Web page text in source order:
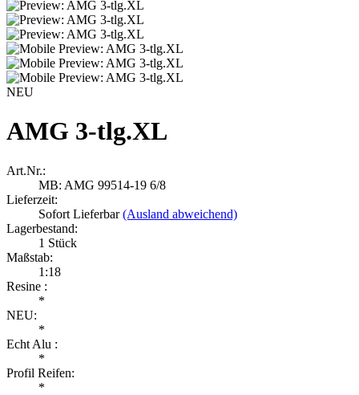
NEU
AMG 3-tlg.XL
Art.Nr.:
MB: AMG 99514-19 6/8
Lieferzeit:
Sofort Lieferbar(Ausland abweichend)
Lagerbestand:
1 Stück
Maßstab:
1:18
Resine :
*
NEU:
*
Echt Alu :
*
Profil Reifen:
*